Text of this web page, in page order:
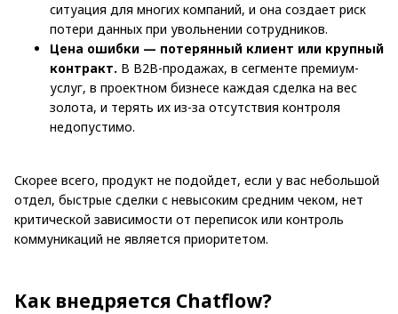
ситуация для многих компаний, и она создает риск
потери данных при увольнении сотрудников.
Цена ошибки — потерянный клиент или крупный
контракт. В B2B-продажах, в сегменте премиум-
услуг, в проектном бизнесе каждая сделка на вес
золота, и терять их из-за отсутствия контроля
недопустимо.
Скорее всего, продукт не подойдет, если у вас небольшой
отдел, быстрые сделки с невысоким средним чеком, нет
критической зависимости от переписок или контроль
коммуникаций не является приоритетом.
Как внедряется Chatflow?